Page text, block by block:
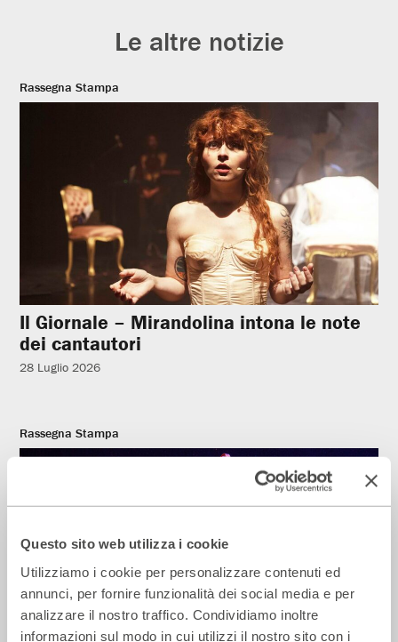
Questo sito web utilizza i cookie
Utilizziamo i cookie per personalizzare contenuti ed
annunci, per fornire funzionalità dei social media e per
analizzare il nostro traffico. Condividiamo inoltre
informazioni sul modo in cui utilizzi il nostro sito con i
Le altre notizie
Rassegna Stampa
Il Giornale – Mirandolina intona le note
dei cantautori
28 Luglio 2026
Rassegna Stampa